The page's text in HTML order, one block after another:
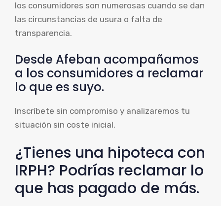
los consumidores son numerosas cuando se dan
las circunstancias de usura o falta de
transparencia.
Desde Afeban acompañamos
a los consumidores a reclamar
lo que es suyo.
Inscríbete sin compromiso y analizaremos tu
situación sin coste inicial.
¿Tienes una hipoteca con
IRPH? Podrías reclamar lo
que has pagado de más.